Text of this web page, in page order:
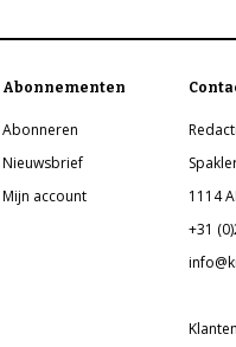
Abonnementen
Abonneren
Nieuwsbrief
Mijn account
1114
+31